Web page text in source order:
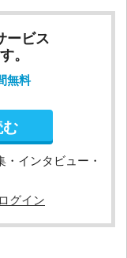
ービス
。
無料
インタビュー・
グイン